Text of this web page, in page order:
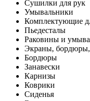
Сушилки для рук
Умывальники
Комплектующие
Пьедесталы
Раковины и
Экраны, бордюры,
Бордюры
Занавески
Карнизы
Коврики
Сиденья